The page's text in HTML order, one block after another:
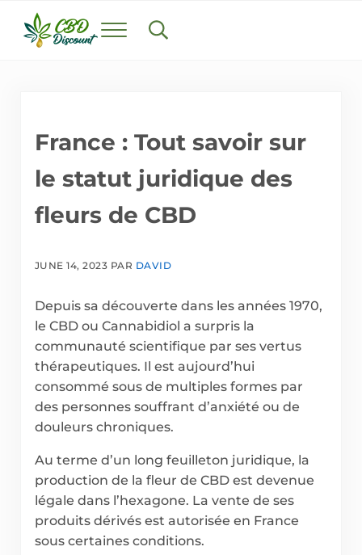
Menu Search...
France : Tout savoir sur
le statut juridique des
fleurs de CBD
JUNE 14, 2023 PAR DAVID
Depuis sa découverte dans les années 1970,
le CBD ou Cannabidiol a surpris la
communauté scientifique par ses vertus
thérapeutiques. Il est aujourd’hui
consommé sous de multiples formes par
des personnes souffrant d’anxiété ou de
douleurs chroniques.
Au terme d’un long feuilleton juridique, la
production de la fleur de CBD est devenue
légale dans l’hexagone. La vente de ses
produits dérivés est autorisée en France
sous certaines conditions.